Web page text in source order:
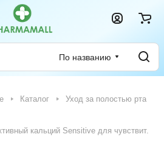
По названию
Каталог Уход за полостью рта
кальций Sensitive для чувствит.